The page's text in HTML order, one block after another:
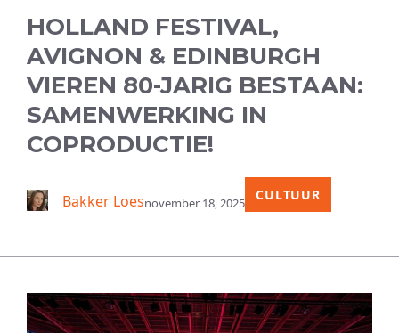
HOLLAND FESTIVAL,
AVIGNON & EDINBURGH
VIEREN 80-JARIG BESTAAN:
SAMENWERKING IN
COPRODUCTIE!
Bakker Loesnovember 18, 2025 CULTUUR